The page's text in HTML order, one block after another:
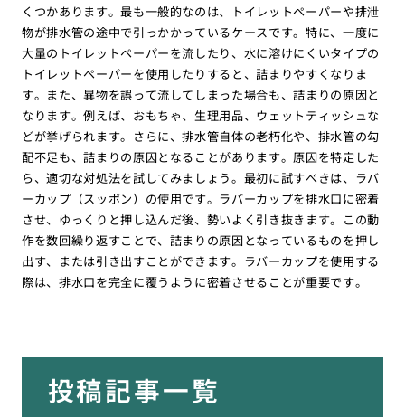
くつかあります。最も一般的なのは、トイレットペーパーや排泄
物が排水管の途中で引っかかっているケースです。特に、一度に
大量のトイレットペーパーを流したり、水に溶けにくいタイプの
トイレットペーパーを使用したりすると、詰まりやすくなりま
す。また、異物を誤って流してしまった場合も、詰まりの原因と
なります。例えば、おもちゃ、生理用品、ウェットティッシュな
どが挙げられます。さらに、排水管自体の老朽化や、排水管の勾
配不足も、詰まりの原因となることがあります。原因を特定した
ら、適切な対処法を試してみましょう。最初に試すべきは、ラバ
ーカップ（スッポン）の使用です。ラバーカップを排水口に密着
させ、ゆっくりと押し込んだ後、勢いよく引き抜きます。この動
作を数回繰り返すことで、詰まりの原因となっているものを押し
出す、または引き出すことができます。ラバーカップを使用する
際は、排水口を完全に覆うように密着させることが重要です。
投稿記事一覧